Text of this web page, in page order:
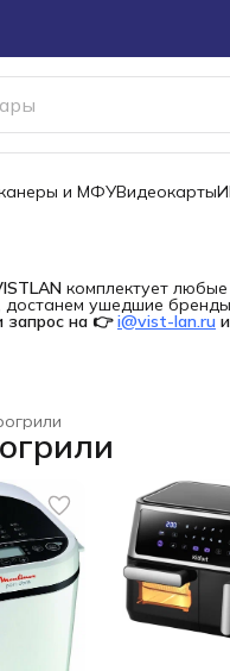
и МФУВидеокарты
комплектует
ушедшие
запрос на 👉 i@vist-lan.ru